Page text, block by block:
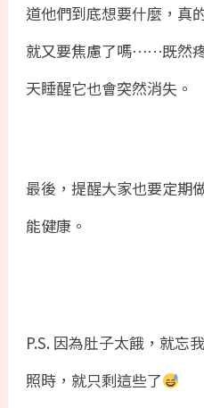
道他們到底想要什麼，真
就又要焦慮了嗎⋯⋯既然
天睡醒它也會突然消失。
最後，提醒大家也要定期
能健康。
P.S. 因為肚子太餓，就忘
照時，就只剩這些了